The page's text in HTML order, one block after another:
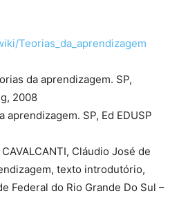
Teorias_da_aprendizagem
da aprendizagem. SP,
2008
aprendizagem. SP, Ed EDUSP
Cláudio José de
texto introdutório,
Federal do Rio Grande Do Sul –